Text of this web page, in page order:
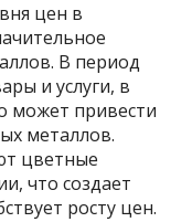
цен в
В период
и услуги, в
может привести
металлов.
цветные
что создает
росту цен.